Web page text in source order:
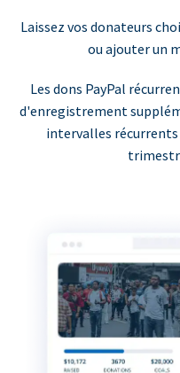
Laissez vos donateurs
ou ajouter un
Les dons PayPal
d'enregistrement
intervalles récurrents